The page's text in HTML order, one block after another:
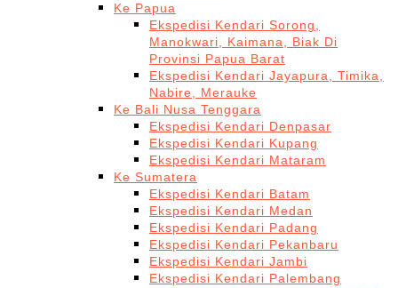
Ke Papua
Ekspedisi Kendari Sorong,
Manokwari, Kaimana, Biak Di
Provinsi Papua Barat
Ekspedisi Kendari Jayapura, Timika,
Nabire, Merauke
Ke Bali Nusa Tenggara
Ekspedisi Kendari Denpasar
Ekspedisi Kendari Kupang
Ekspedisi Kendari Mataram
Ke Sumatera
Ekspedisi Kendari Batam
Ekspedisi Kendari Medan
Ekspedisi Kendari Padang
Ekspedisi Kendari Pekanbaru
Ekspedisi Kendari Jambi
Ekspedisi Kendari Palembang